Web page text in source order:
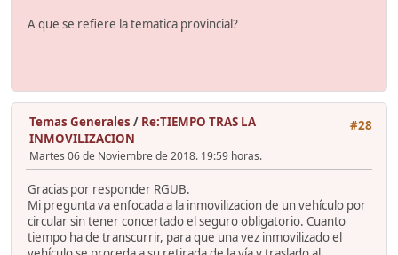
A que se refiere la tematica provincial?
#28
Temas Generales / Re:TIEMPO TRAS LA
INMOVILIZACION
Martes 06 de Noviembre de 2018. 19:59 horas.
Gracias por responder RGUB.
Mi pregunta va enfocada a la inmovilizacion de un vehículo por
circular sin tener concertado el seguro obligatorio. Cuanto
tiempo ha de transcurrir, para que una vez inmovilizado el